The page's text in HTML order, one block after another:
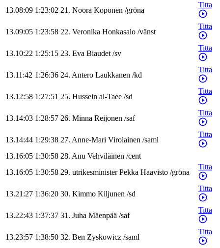
13.08:09 1:23:02 21. Noora Koponen /gröna
Titta
13.09:05 1:23:58 22. Veronika Honkasalo /vänst
Titta
13.10:22 1:25:15 23. Eva Biaudet/sv
Titta
13.11:42 1:26:36 24. Antero Laukkanen /kd
Titta
13.12:58 1:27:51 25. Hussein al-Taee /sd
Titta
13.14:03 1:28:57 26. Minna Reijonen /saf
Titta
13.14:44 1:29:38 27. Anne-Mari Virolainen /saml
Titta
13.16:05 1:30:58 28. Anu Vehviläinen /cent
13.16:05 1:30:58 29. utrikesminister Pekka Haavisto /gröna
Titta
13.21:27 1:36:20 30. Kimmo Kiljunen /sd
Titta
13.22:43 1:37:37 31. Juha Mäenpää /saf
Titta
13.23:57 1:38:50 32. Ben Zyskowicz /saml
Titta